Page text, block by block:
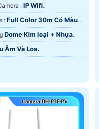
⚜️ Công Nghệ Camera : IP Wifi.
🔴 Xem ban đêm : Full Color 30m Có Màu
Dome Kim loại + Nhựa.
Âm Và Loa.